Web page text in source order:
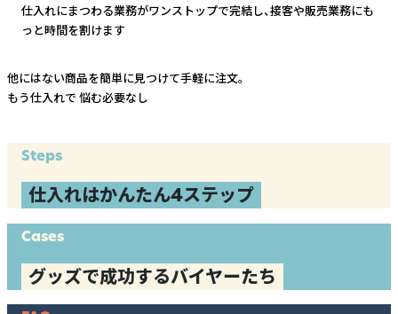
仕入れにまつわる業務がワンストップで完結し、接客や販売業務にも
っと時間を割けます
他にはない商品を簡単に見つけて手軽に注文。
もう仕入れで 悩む必要なし
Steps
仕入れはかんたん4ステップ
Cases
グッズで成功するバイヤーたち